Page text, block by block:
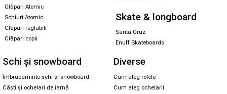
Clăpari Atomic
Schiuri Atomic
Clăpari reglabili
Clăpari copii
Skate & longboard
Santa Cruz
Enuff Skateboards
Schi și snowboard
Îmbrăcăminte schi și snowboard
Căști și ochelari de iarnă
Diverse
Cum aleg rolele
Cum aleg ochelarii